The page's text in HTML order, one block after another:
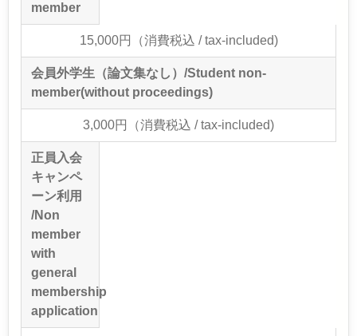
member
15,000円（消費税込 / tax-included)
会員外学生（論文集なし）/Student non-
member(without proceedings)
3,000円（消費税込 / tax-included)
正員入会
キャンペ
ーン利用
/Non
member
with
general
membership
application